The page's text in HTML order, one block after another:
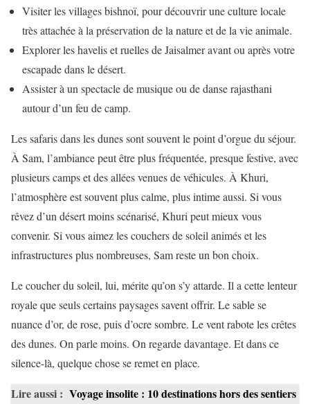
Visiter les villages bishnoï, pour découvrir une culture locale
très attachée à la préservation de la nature et de la vie animale.
Explorer les havelis et ruelles de Jaisalmer avant ou après votre
escapade dans le désert.
Assister à un spectacle de musique ou de danse rajasthani
autour d’un feu de camp.
Les safaris dans les dunes sont souvent le point d’orgue du séjour.
À Sam, l’ambiance peut être plus fréquentée, presque festive, avec
plusieurs camps et des allées venues de véhicules. À Khuri,
l’atmosphère est souvent plus calme, plus intime aussi. Si vous
rêvez d’un désert moins scénarisé, Khuri peut mieux vous
convenir. Si vous aimez les couchers de soleil animés et les
infrastructures plus nombreuses, Sam reste un bon choix.
Le coucher du soleil, lui, mérite qu’on s’y attarde. Il a cette lenteur
royale que seuls certains paysages savent offrir. Le sable se
nuance d’or, de rose, puis d’ocre sombre. Le vent rabote les crêtes
des dunes. On parle moins. On regarde davantage. Et dans ce
silence-là, quelque chose se remet en place.
Lire aussi : Voyage insolite : 10 destinations hors des sentiers